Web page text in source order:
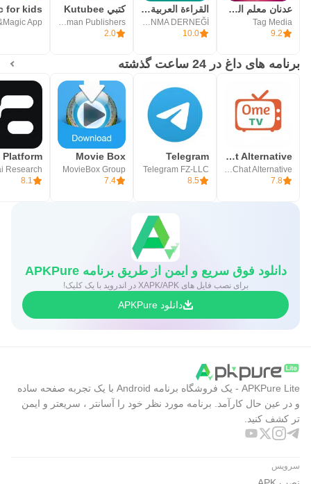
عدنان معلم القرآن
Tag Media
9.2
القراءة العربية (الرشيدي)
10.0
كتبي Kutubee
2.0
App
برنامه های داغ در 24 ساعت گذشته
OmeTV – Video Chat Alternative
7.8
Telegram
Telegram FZ-LLC
8.5
Movie Box
MovieBox Group
7.4
Research
8.1
دانلود فوق سریع و ایمن از طریق برنامه APKPure
برای نصب فایل های XAPK/APK در اندروید با یک کلیک!
دانلود APKPure
APKPure Lite - یک فروشگاه برنامه Android با یک تجربه صفحه ساده
و در عین حال کارآمد. برنامه مورد نظر خود را آسانتر ، سریعتر و ایمن
تر کشف کنید.
سرویس